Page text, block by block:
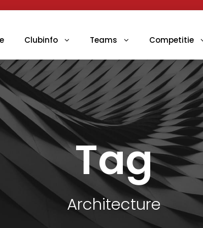
Clubinfo Teams Competitie
Tag
Architecture